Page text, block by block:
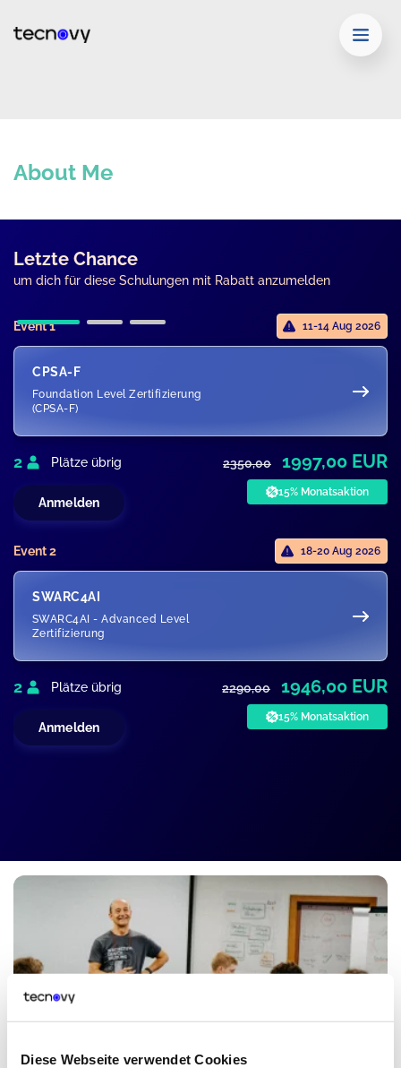
Diese Webseite verwendet Cookies
About Me
Letzte Chance
um dich für diese Schulungen mit Rabatt anzumelden
Event 1 11-14 Aug 2026
CPSA-F
Foundation Level Zertifizierung
(CPSA-F)
2 Plätze übrig
Anmelden
2350,00 1997,00 EUR
15% Monatsaktion
Event 2 18-20 Aug 2026
SWARC4AI
SWARC4AI - Advanced Level
Zertifizierung
2 Plätze übrig
Anmelden
2290,00 1946,00 EUR
15% Monatsaktion
Enterprise Solutions